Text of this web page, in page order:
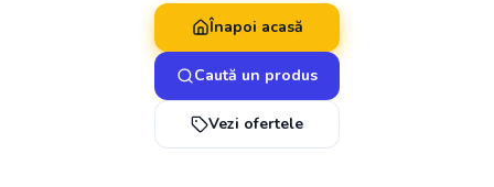
Înapoi acasă
Caută un produs
Vezi ofertele